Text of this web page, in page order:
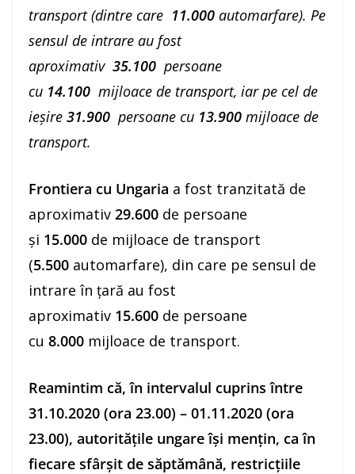
transport (dintre care 11.000 automarfare). Pe
sensul de intrare au fost
aproximativ 35.100 persoane
cu 14.100 mijloace de transport, iar pe cel de
ieşire 31.900 persoane cu 13.900 mijloace de
transport.
Frontiera cu Ungaria a fost tranzitată de
aproximativ 29.600 de persoane
şi 15.000 de mijloace de transport
(5.500 automarfare), din care pe sensul de
intrare în ţară au fost
aproximativ 15.600 de persoane
cu 8.000 mijloace de transport.
Reamintim că, în intervalul cuprins între
31.10.2020 (ora 23.00) – 01.11.2020 (ora
23.00), autoritățile ungare își mențin, ca în
fiecare sfârșit de săptămână, restricțiile